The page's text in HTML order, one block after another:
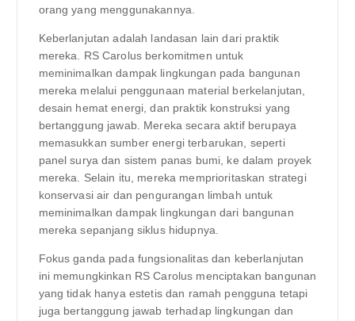
orang yang menggunakannya.
Keberlanjutan adalah landasan lain dari praktik
mereka. RS Carolus berkomitmen untuk
meminimalkan dampak lingkungan pada bangunan
mereka melalui penggunaan material berkelanjutan,
desain hemat energi, dan praktik konstruksi yang
bertanggung jawab. Mereka secara aktif berupaya
memasukkan sumber energi terbarukan, seperti
panel surya dan sistem panas bumi, ke dalam proyek
mereka. Selain itu, mereka memprioritaskan strategi
konservasi air dan pengurangan limbah untuk
meminimalkan dampak lingkungan dari bangunan
mereka sepanjang siklus hidupnya.
Fokus ganda pada fungsionalitas dan keberlanjutan
ini memungkinkan RS Carolus menciptakan bangunan
yang tidak hanya estetis dan ramah pengguna tetapi
juga bertanggung jawab terhadap lingkungan dan